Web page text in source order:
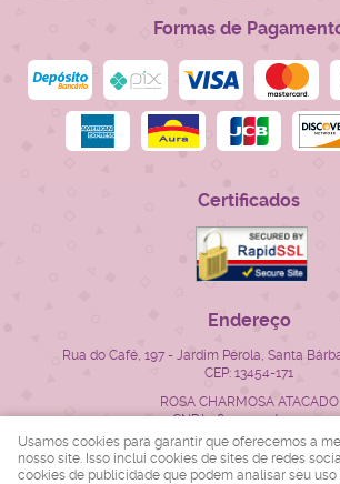
Formas de
Certificados
Endereço
Rua do Café, 197 - Jardim Pérola, Santa
CEP: 13454-171
ROSA CHARMOSA ATACADO
CNPJ: 28.522.715/0001-23
Usamos cookies para garantir que oferecemos a
nosso site. Isso inclui cookies de sites de redes
cookies de publicidade que podem analisar seu uso